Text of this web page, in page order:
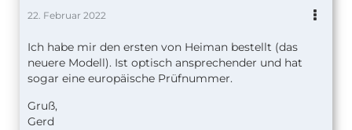
22. Februar 2022
Ich habe mir den ersten von Heiman bestellt (das
neuere Modell). Ist optisch ansprechender und hat
sogar eine europäische Prüfnummer.
Gruß,
Gerd